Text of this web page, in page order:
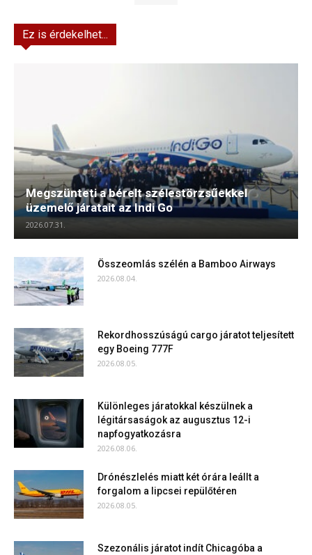
Ez is érdekelhet...
Megszünteti a bérelt szélestörzsűekkel
üzemelő járatait az Indi Go
2026.07.31.
Összeomlás szélén a Bamboo Airways
2026.08.04.
Rekordhosszúságú cargo járatot teljesített
egy Boeing 777F
2026.08.05.
Különleges járatokkal készülnek a
légitársaságok az augusztus 12-i
napfogyatkozásra
2026.08.06.
Drónészlelés miatt két órára leállt a
forgalom a lipcsei repülőtéren
2026.08.05.
Szezonális járatot indít Chicagóba a